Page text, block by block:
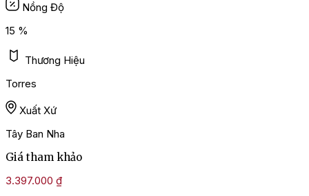
Nồng Độ
15 %
Thương Hiệu
Torres
Xuất Xứ
Tây Ban Nha
Giá tham khảo
3.397.000 ₫